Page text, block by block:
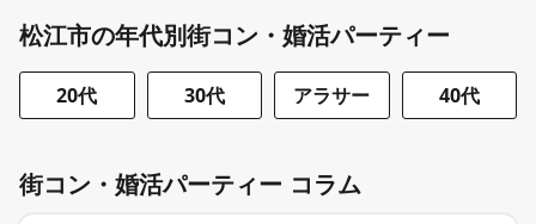
松江市の年代別街コン・婚活パーティー
20代 30代 アラサー 40代
街コン・婚活パーティー コラム